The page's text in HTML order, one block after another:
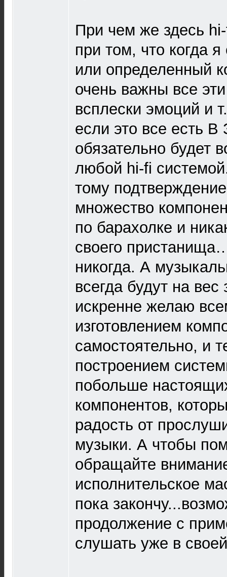
При чем же здесь
при том, что когда
или определенный
очень важны все
всплески эмоций и
если это все есть
обязательно будет
любой hi-fi
тому
множество
по барахолке и
своего
никогда. А
всегда будут на
искренне желаю
изготовлением
самостоятельно, и
построением
побольше
компонентов,
радость от
музыки. А чтобы
обращайте
исполнительское
пока
продолжение с
слушать уже в